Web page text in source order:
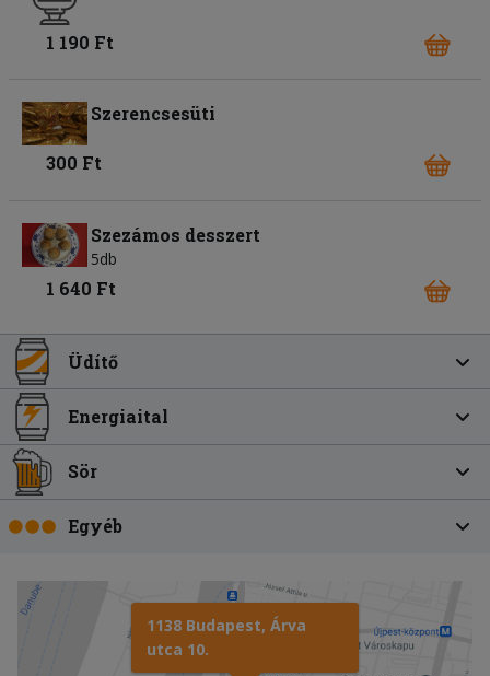
1 190 Ft
Szerencsesüti
300 Ft
Szezámos desszert
5db
1 640 Ft
Üdítő
Energiaital
Sör
Egyéb
1138 Budapest, Árva
utca 10.